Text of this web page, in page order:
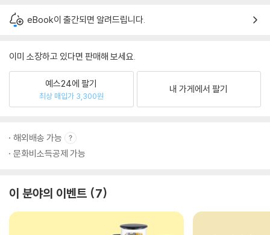
eBook이 출간되면 알려드립니다.
이미 소장하고 있다면 판매해 보세요.
예스24에 팔기
최상 매입가 3,300원
내 가게에서 팔기
해외배송 가능
문화비소득공제 가능
이 분야의 이벤트 7